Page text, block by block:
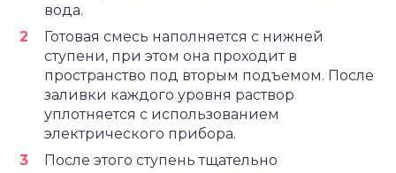
вода.
Готовая смесь наполняется с нижней
ступени, при этом она проходит в
пространство под вторым подъемом. После
заливки каждого уровня раствор
уплотняется с использованием
электрического прибора.
После этого ступень тщательно